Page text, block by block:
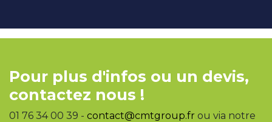
Pour plus d'infos ou un devis,
contactez nous !
01 76 34 00 39 - contact@cmtgroup.fr ou via notre